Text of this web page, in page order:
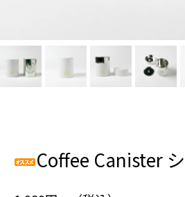
Coffee Canister